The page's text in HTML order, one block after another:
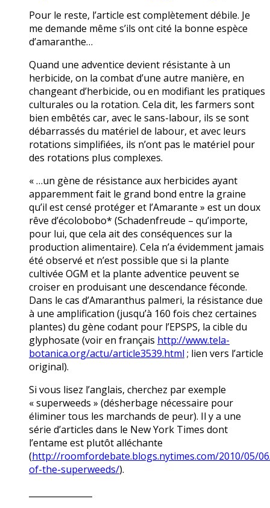
Pour le reste, l’article est complètement débile. Je
me demande même s’ils ont cité la bonne espèce
d’amaranthe…
Quand une adventice devient résistante à un
herbicide, on la combat d’une autre manière, en
changeant d’herbicide, ou en modifiant les pratiques
culturales ou la rotation. Cela dit, les farmers sont
bien embêtés car, avec le sans-labour, ils se sont
débarrassés du matériel de labour, et avec leurs
rotations simplifiées, ils n’ont pas le matériel pour
des rotations plus complexes.
« …un gène de résistance aux herbicides ayant
apparemment fait le grand bond entre la graine
qu’il est censé protéger et l’Amarante » est un doux
rêve d’écolobobo* (Schadenfreude – qu’importe,
pour lui, que cela ait des conséquences sur la
production alimentaire). Cela n’a évidemment jamais
été observé et n’est possible que si la plante
cultivée OGM et la plante adventice peuvent se
croiser en produisant une descendance féconde.
Dans le cas d’Amaranthus palmeri, la résistance due
à une amplification (jusqu’à 160 fois chez certaines
plantes) du gène codant pour l’EPSPS, la cible du
glyphosate (voir en français http://www.tela-
botanica.org/actu/article3539.html ; lien vers l’article
original).
Si vous lisez l’anglais, cherchez par exemple
« superweeds » (désherbage nécessaire pour
éliminer tous les marchands de peur). Il y a une
série d’articles dans le New York Times dont
l’entame est plutôt alléchante
(http://roomfordebate.blogs.nytimes.com/2010/05/
of-the-superweeds/).